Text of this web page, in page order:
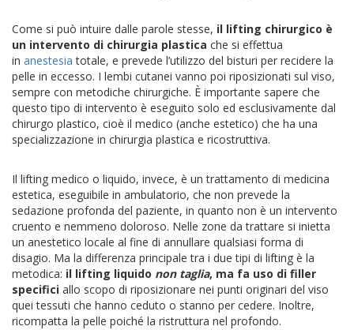
Come si può intuire dalle parole stesse, il lifting chirurgico è
un intervento di chirurgia plastica che si effettua
in anestesia totale, e prevede l’utilizzo del bisturi per recidere la
pelle in eccesso. I lembi cutanei vanno poi riposizionati sul viso,
sempre con metodiche chirurgiche. È importante sapere che
questo tipo di intervento è eseguito solo ed esclusivamente dal
chirurgo plastico, cioè il medico (anche estetico) che ha una
specializzazione in chirurgia plastica e ricostruttiva.
Il lifting medico o liquido, invece, è un trattamento di medicina
estetica, eseguibile in ambulatorio, che non prevede la
sedazione profonda del paziente, in quanto non è un intervento
cruento e nemmeno doloroso. Nelle zone da trattare si inietta
un anestetico locale al fine di annullare qualsiasi forma di
disagio. Ma la differenza principale tra i due tipi di lifting è la
metodica: il lifting liquido non taglia, ma fa uso di filler
specifici allo scopo di riposizionare nei punti originari del viso
quei tessuti che hanno ceduto o stanno per cedere. Inoltre,
ricompatta la pelle poiché la ristruttura nel profondo.